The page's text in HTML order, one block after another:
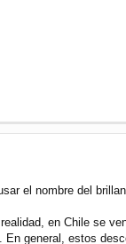
el nombre del
en Chile se
general, estos